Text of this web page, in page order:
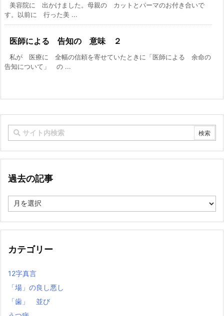
美容院に 出かけました。母親の カットとパーマのお付き合いで
す。以前に 行った美 ...
医師による 告知の 意味 ２
私が 医療に 全幅の信頼を寄せていたときに「医師による 余命の
告知について」 の ...
過去の記事
去
記
カテゴリー
12字真言
「場」の良し悪し
「歯」 並び